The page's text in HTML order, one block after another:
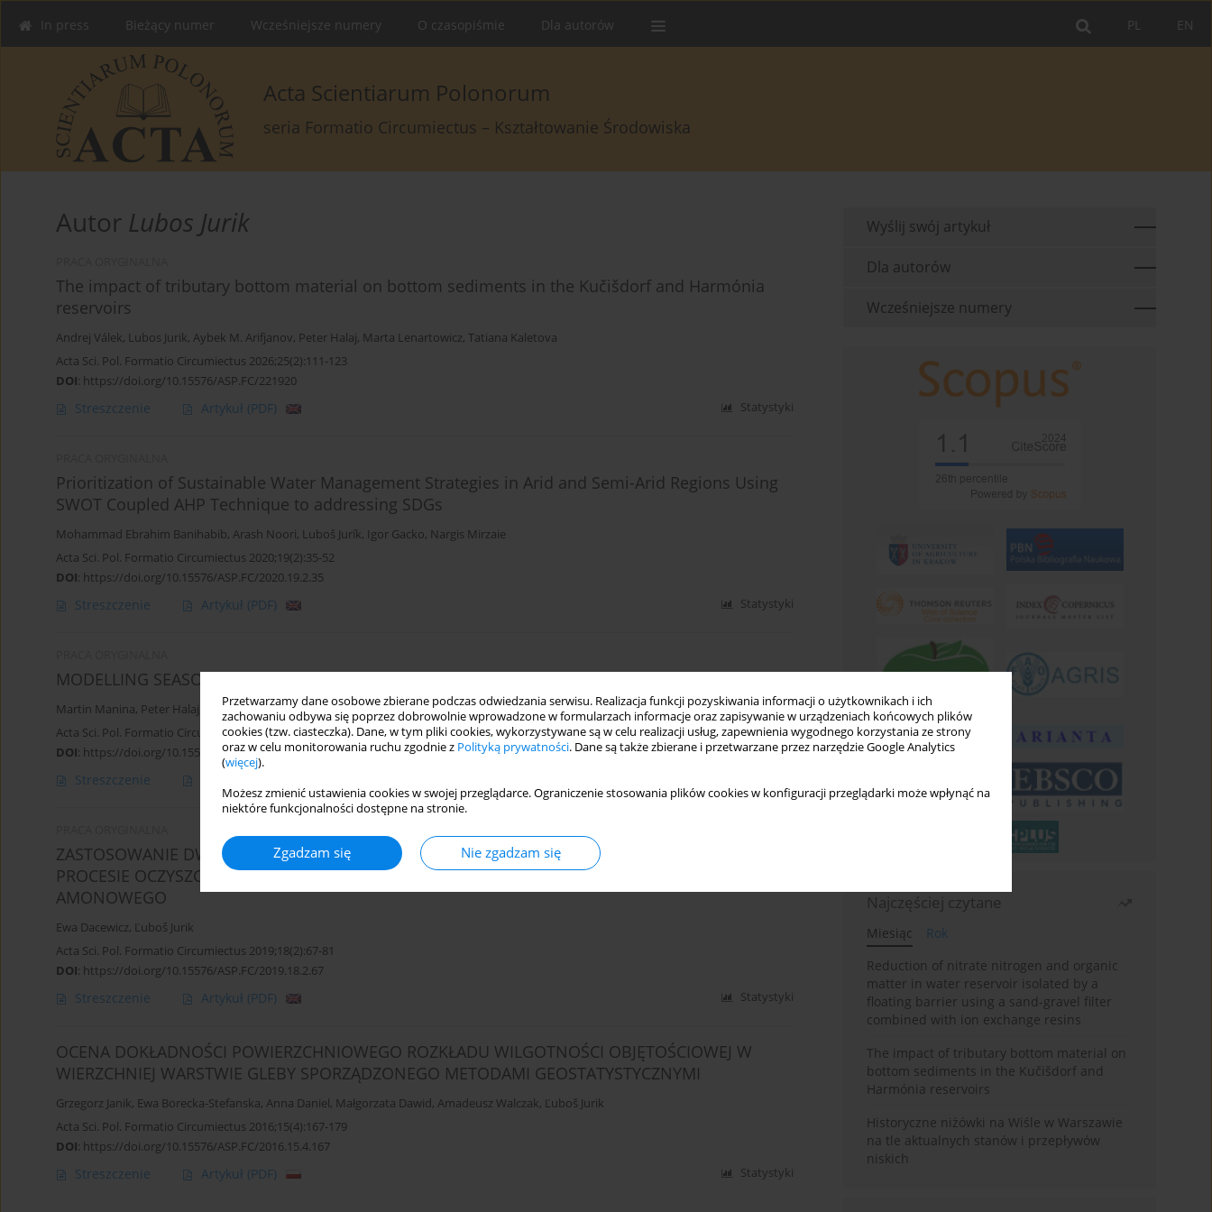
Przetwarzamy dane osobowe zbierane podczas odwiedzania serwisu. Realizacja funkcji pozyskiwania informacji o użytkownikach i ich
zachowaniu odbywa się poprzez dobrowolnie wprowadzone w formularzach informacje oraz zapisywanie w urządzeniach końcowych plików
cookies (tzw. ciasteczka). Dane, w tym pliki cookies, wykorzystywane są w celu realizacji usług, zapewnienia wygodnego korzystania ze strony
oraz w celu monitorowania ruchu zgodnie z Polityką prywatności. Dane są także zbierane i przetwarzane przez narzędzie Google Analytics
(więcej).
Możesz zmienić ustawienia cookies w swojej przeglądarce. Ograniczenie stosowania plików cookies w konfiguracji przeglądarki może wpłynąć na
niektóre funkcjonalności dostępne na stronie.
Zgadzam się Nie zgadzam się
EN
PL
In press Bieżący numer Wcześniejsze numery O czasopiśmie Dla autorów
Acta Scientiarum Polonorum
seria Formatio Circumiectus – Kształtowanie Środowiska
Autor Lubos Jurik
The impact of tributary bottom material on bottom sediments in the Kučišdorf and Harmónia
reservoirs
Andrej Válek, Lubos Jurik, Aybek M. Arifjanov, Peter Halaj, Marta Lenartowicz, Tatiana Kaletova
Acta Sci. Pol. Formatio Circumiectus 2026;25(2):111-123
DOI: https://doi.org/10.15576/ASP.FC/221920
Streszczenie Artykuł (PDF) Statystyki
Prioritization of Sustainable Water Management Strategies in Arid and Semi-Arid Regions Using
SWOT Coupled AHP Technique to addressing SDGs
Mohammad Ebrahim Banihabib, Arash Noori, Luboš Jurík, Igor Gacko, Nargis Mirzaie
Acta Sci. Pol. Formatio Circumiectus 2020;19(2):35-52
DOI: https://doi.org/10.15576/ASP.FC/2020.19.2.35
Streszczenie Artykuł (PDF) Statystyki
MODELLING SEASONAL CHANGES OF LONGITUDINAL DISPERSION AT THE OKNA RIVER
Martin Manina, Peter Halaj Luboš Jurík,Tatiana Kaletová
Acta Sci. Pol. Formatio Circumiectus 2020;19(1):37-46
DOI: https://doi.org/10.15576/ASP.FC/2020.19.1.37
Streszczenie
ZASTOSOWANIE DWUWARSTWOWEGO FILTRA PIASKOWEGO Z WARSTWĄ PIANKI PUR W
PROCESIE OCZYSZCZANIA ŚCIEKÓW BYTOWYCH O PODWYŻSZONEJ ZAWARTOŚCI AZOTU
AMONOWEGO
Ewa Dacewicz, Ľuboš Jurik
Acta Sci. Pol. Formatio Circumiectus 2019;18(2):67-81
DOI: https://doi.org/10.15576/ASP.FC/2019.18.2.67
Streszczenie Artykuł (PDF) Statystyki
OCENA DOKŁADNOŚCI POWIERZCHNIOWEGO ROZKŁADU WILGOTNOŚCI OBJĘTOŚCIOWEJ W
WIERZCHNIEJ WARSTWIE GLEBY SPORZĄDZONEGO METODAMI GEOSTATYSTYCZNYMI
Grzegorz Janik, Ewa Borecka-Stefanska, Anna Daniel, Małgorzata Dawid, Amadeusz Walczak, Ľuboš Jurik
Acta Sci. Pol. Formatio Circumiectus 2016;15(4):167-179
DOI: https://doi.org/10.15576/ASP.FC/2016.15.4.167
Streszczenie Artykuł (PDF) Statystyki
Wyślij swój artykuł
Dla autorów
Wcześniejsze numery
Najczęściej czytane
Miesiąc
Rok
Reduction of nitrate nitrogen and organic
matter in water reservoir isolated by a
floating barrier using a sand-gravel filter
combined with ion exchange resins
The impact of tributary bottom material on
bottom sediments in the Kučišdorf and
Harmónia reservoirs
Historyczne niżówki na Wiśle w Warszawie
na tle aktualnych stanów i przepływów
niskich